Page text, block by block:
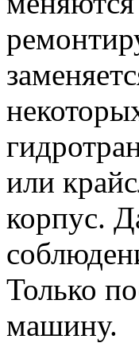
или
корпус.
Только
машину.